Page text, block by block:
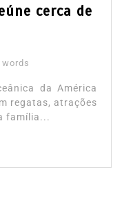
cerca de
words
da América
regatas, atrações
família...